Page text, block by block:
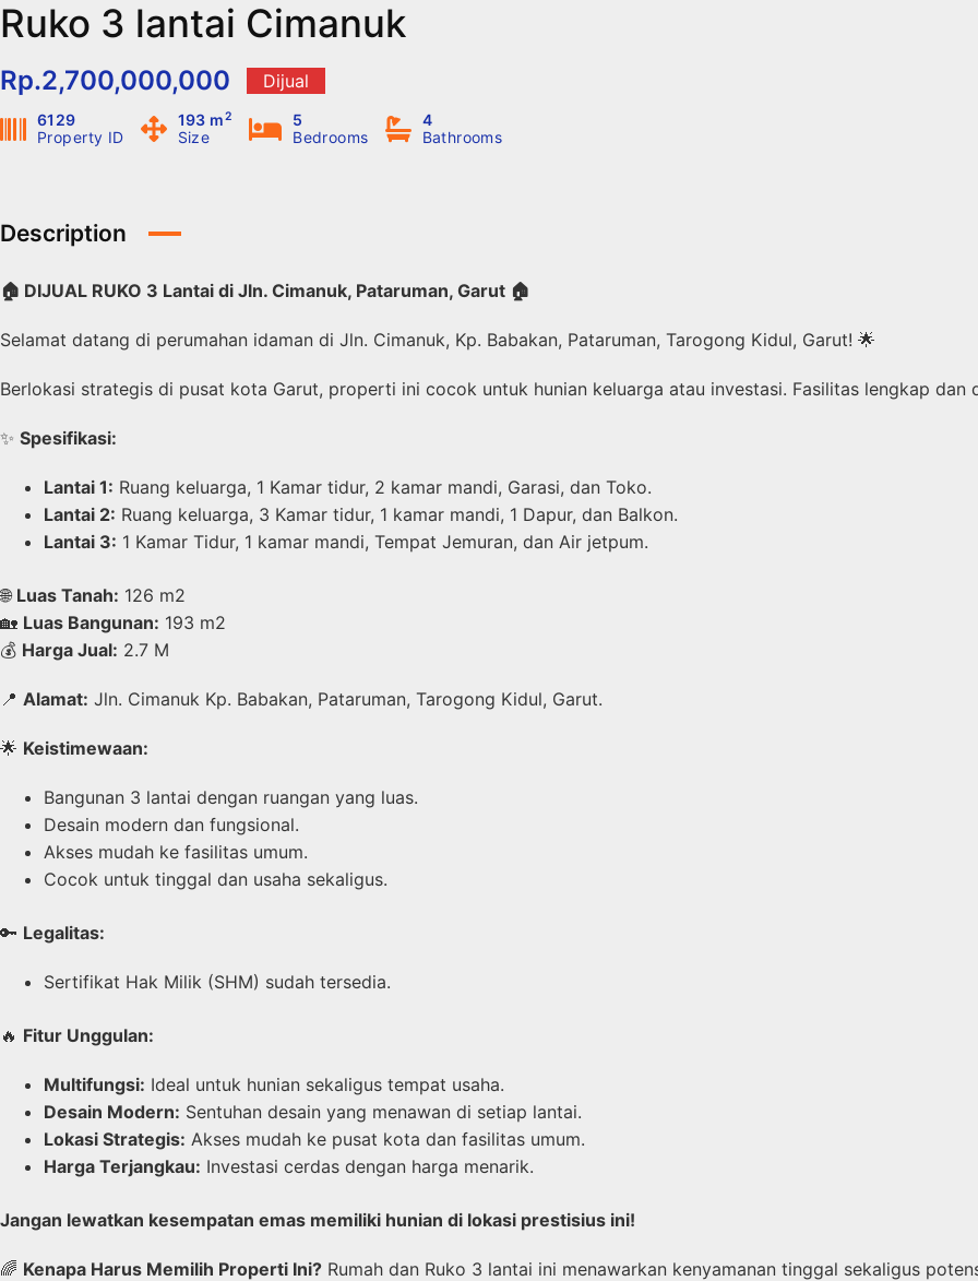
Langsung
ke
konten
Ruko 3 lantai Cimanuk
Rp.2,700,000,000 Dijual
6129
Property ID
193 m2
Size
5
Bedrooms
4
Bathrooms
Description
🏠 DIJUAL RUKO 3 Lantai di Jln. Cimanuk, Pataruman, Garut 🏠
Selamat datang di perumahan idaman di Jln. Cimanuk, Kp. Babakan, Pataruman, Tarogong Kidul, Garut! 🌟
Berlokasi strategis di pusat kota Garut, properti ini cocok untuk hunian keluarga atau investasi. Fasilitas lengkap dan
✨ Spesifikasi:
Lantai 1: Ruang keluarga, 1 Kamar tidur, 2 kamar mandi, Garasi, dan Toko.
Lantai 2: Ruang keluarga, 3 Kamar tidur, 1 kamar mandi, 1 Dapur, dan Balkon.
Lantai 3: 1 Kamar Tidur, 1 kamar mandi, Tempat Jemuran, dan Air jetpum.
🌐 Luas Tanah: 126 m2
🏡 Luas Bangunan: 193 m2
💰 Harga Jual: 2.7 M
📍 Alamat: Jln. Cimanuk Kp. Babakan, Pataruman, Tarogong Kidul, Garut.
🌟 Keistimewaan:
Bangunan 3 lantai dengan ruangan yang luas.
Desain modern dan fungsional.
Akses mudah ke fasilitas umum.
Cocok untuk tinggal dan usaha sekaligus.
🔑 Legalitas:
Sertifikat Hak Milik (SHM) sudah tersedia.
🔥 Fitur Unggulan:
Multifungsi: Ideal untuk hunian sekaligus tempat usaha.
Desain Modern: Sentuhan desain yang menawan di setiap lantai.
Lokasi Strategis: Akses mudah ke pusat kota dan fasilitas umum.
Harga Terjangkau: Investasi cerdas dengan harga menarik.
Jangan lewatkan kesempatan emas memiliki hunian di lokasi prestisius ini!
🌈 Kenapa Harus Memilih Properti Ini? Rumah dan Ruko 3 lantai ini menawarkan kenyamanan tinggal sekaligus